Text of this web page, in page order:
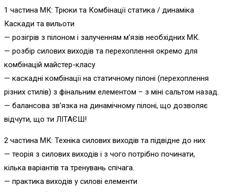
1 частина МК: Трюки та Комбінації статика / динаміка
Каскади та вильоти
— розігрів з пілоном і залученням м’язів необхідних МК.
— розбір силових виходів та перехоплення окремо для
комбінацій майстер-класу
— каскадні комбінації на статичному пілоні (перехоплення
різних стилів) з фінальним елементом – з міні сальтом назад.
— балансова зв’язка на динамічному пілоні, що дозволяє
відчути, що ти ЛІТАЄШ!
2 частина МК: Техніка силових виходів та підвідне до них
— теорія з силових виходів і з чого потрібно починати,
кілька варіантів та тренувань спічага.
— практика виходів у силові елементи